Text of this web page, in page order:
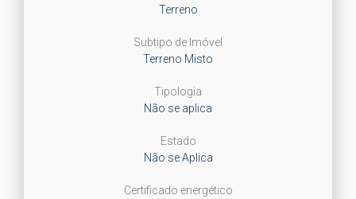
Terreno
Subtipo de Imóvel
Terreno Misto
Tipologia
Não se aplica
Estado
Não se Aplica
Certificado energético